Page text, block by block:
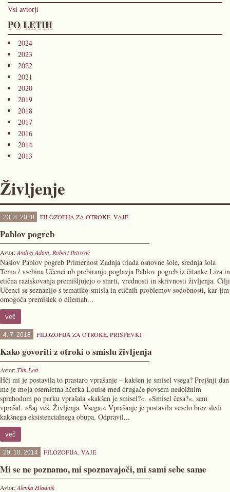
Vsi avtorji
PO LETIH
2024
2023
2022
2021
2020
2019
2018
2017
2016
2014
2013
Življenje
23. 8. 2018 FILOZOFIJA ZA OTROKE, VAJE
Pablov pogreb
Avtor:Andrej Adam, Robert Petrovič
Naslov Pablov pogreb Primernost Zadnja triada osnovne šole, srednja šola
Tema / vsebina Učenci ob prebiranju poglavja Pablov pogreb iz čitanke Liza in
etična raziskovanja premišljujejo o smrti, vrednosti in skrivnosti življenja. Cilji
Učenci se seznanijo s tematiko smisla in etičnih problemov sodobnosti, kar jim
omogoča premislek o dilemah...
več
4. 7. 2018 FILOZOFIJA ZA OTROKE, PRISPEVKI
Kako govoriti z otroki o smislu življenja
Avtor:Tim Lott
Hči mi je postavila to prastaro vprašanje – kakšen je smisel vsega? Prejšnji dan
me je moja osemletna hčerka Louise med drugače povsem nedolžnim
sprehodom po parku vprašala »kakšen je smisel?«. »Smisel česa?«, sem
vprašal. »Saj veš. Življenja. Vsega.« Vprašanje je postavila veselo brez sledi
kakšnega eksistencialnega obupa. Odpravil...
več
29. 10. 2014 FILOZOFIJA, VAJE
Mi se ne poznamo, mi spoznavajoči, mi sami sebe same
Avtor:Alenka Hladnik